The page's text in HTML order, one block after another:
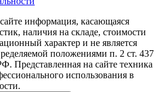
информация, касающаяся
наличия на складе, стоимости
характер и не является
положениями п. 2 ст. 437
Представленная на сайте техника
использования в